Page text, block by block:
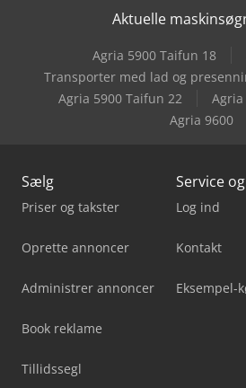
Weinbrenner Tsv 16/4100
Weinbrenner Tsv 20/4100
Weinbrenner Tsv 6/3050
Aktuelle
Agria 5900 Taifun 18
Transporter med lad og
Agria 5900 Taifun 22
Agria
Agria 9600
Sælg
Priser og takster
Oprette annoncer
Administrer annoncer
Book reklame
Tillidssegl
Service
Log ind
Kontakt
Eksempel-